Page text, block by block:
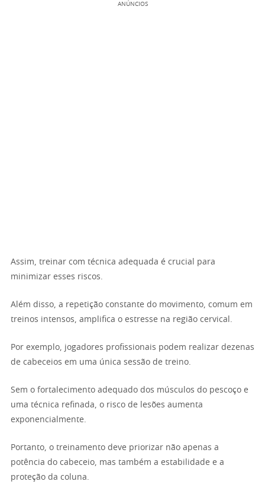
ANÚNCIOS
Assim, treinar com técnica adequada é crucial para
minimizar esses riscos.
Além disso, a repetição constante do movimento, comum em
treinos intensos, amplifica o estresse na região cervical.
Por exemplo, jogadores profissionais podem realizar dezenas
de cabeceios em uma única sessão de treino.
Sem o fortalecimento adequado dos músculos do pescoço e
uma técnica refinada, o risco de lesões aumenta
exponencialmente.
Portanto, o treinamento deve priorizar não apenas a
potência do cabeceio, mas também a estabilidade e a
proteção da coluna.